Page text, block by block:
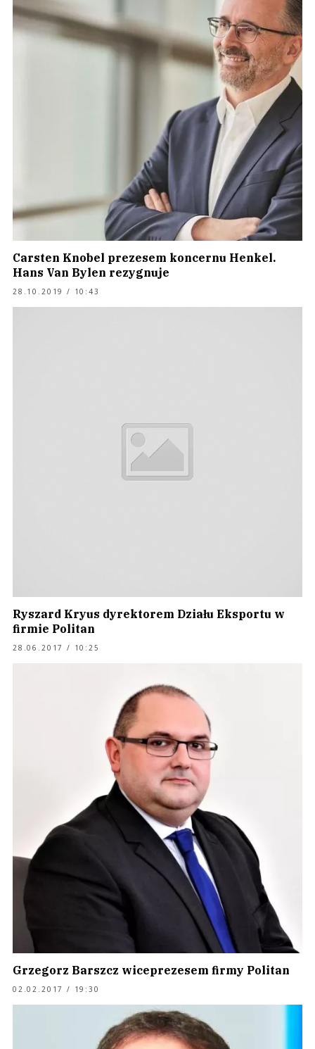
Carsten Knobel prezesem koncernu Henkel.
Hans Van Bylen rezygnuje
28.10.2019 / 10:43
Ryszard Kryus dyrektorem Działu Eksportu w
firmie Politan
28.06.2017 / 10:25
Grzegorz Barszcz wiceprezesem firmy Politan
02.02.2017 / 19:30